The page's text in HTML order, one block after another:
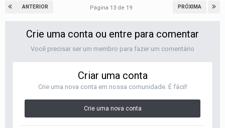
ANTERIOR PRÓXIMA
Página 13 de 19
Crie uma conta ou entre para comentar
Você precisar ser um membro para fazer um comentário
Criar uma conta
Crie uma nova conta em nossa comunidade. É fácil!
Crie uma nova conta